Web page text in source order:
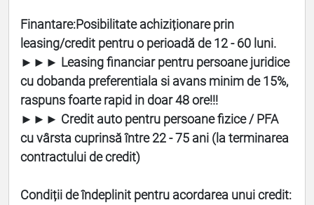
Finantare:Posibilitate achiziționare prin
leasing/credit pentru o perioadă de 12 - 60 luni.
►►► Leasing financiar pentru persoane juridice
cu dobanda preferentiala si avans minim de 15%,
raspuns foarte rapid in doar 48 ore!!!
►►► Credit auto pentru persoane fizice / PFA
cu vârsta cuprinsă între 22 - 75 ani (la terminarea
contractului de credit)
Condiții de îndeplinit pentru acordarea unui credit: